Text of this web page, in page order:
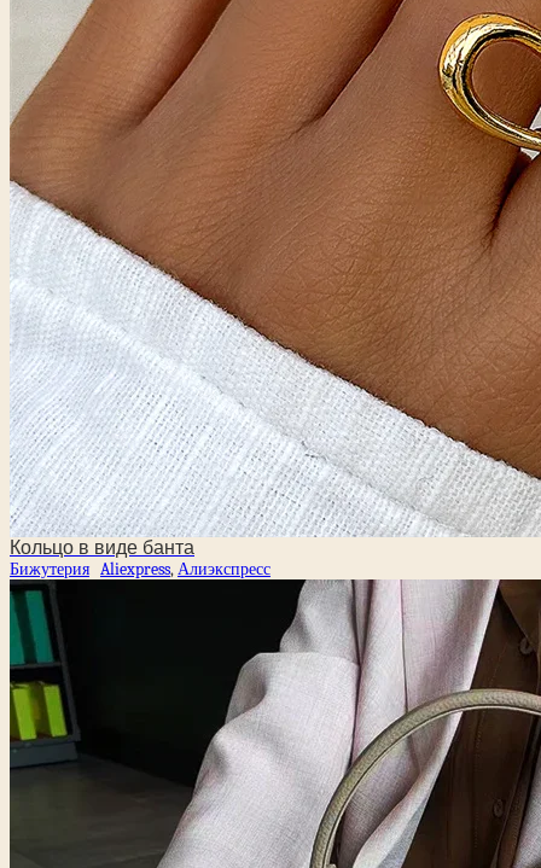
Кольцо в виде банта
Бижутерия Aliexpress,Алиэкспресс